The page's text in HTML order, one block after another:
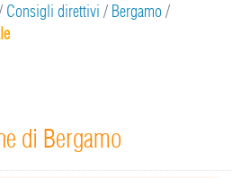
Consigli direttivi / Bergamo/
di Bergamo